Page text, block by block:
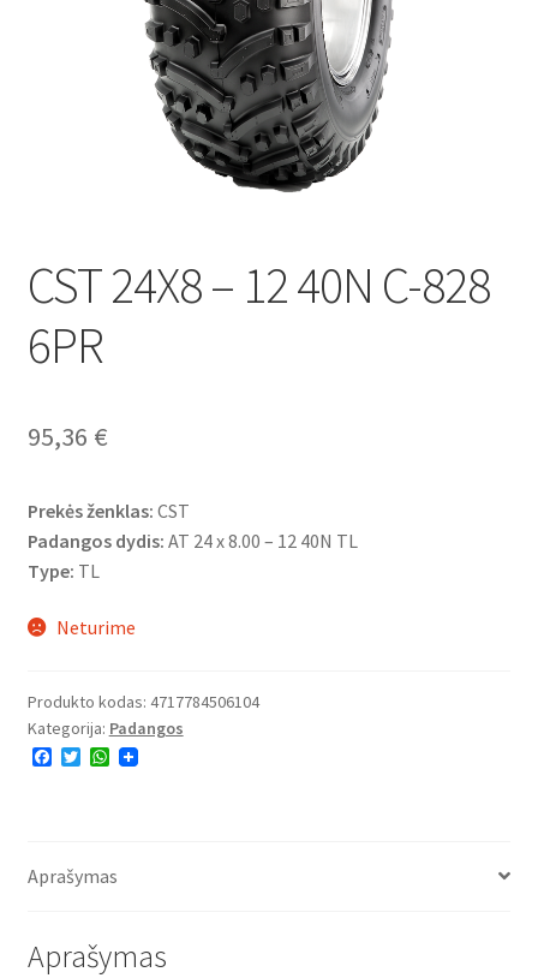
CST 24X8 – 12 40N C-828
6PR
95,36 €
Prekės ženklas: CST
Padangos dydis: AT 24 x 8.00 – 12 40N TL
Type: TL
Neturime
Produkto kodas: 4717784506104
Kategorija: Padangos
F
o
T
r
W
p
Aprašymas
Aprašymas